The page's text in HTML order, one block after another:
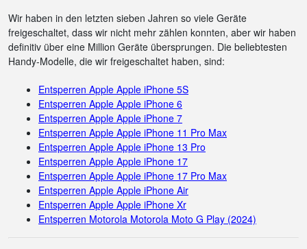
Wir haben in den letzten sieben Jahren so viele Geräte
freigeschaltet, dass wir nicht mehr zählen konnten, aber wir haben
definitiv über eine Million Geräte übersprungen. Die beliebtesten
Handy-Modelle, die wir freigeschaltet haben, sind:
Entsperren Apple Apple iPhone 5S
Entsperren Apple Apple iPhone 6
Entsperren Apple Apple iPhone 7
Entsperren Apple Apple iPhone 11 Pro Max
Entsperren Apple Apple iPhone 13 Pro
Entsperren Apple Apple iPhone 17
Entsperren Apple Apple iPhone 17 Pro Max
Entsperren Apple Apple iPhone Air
Entsperren Apple Apple iPhone Xr
Entsperren Motorola Motorola Moto G Play (2024)